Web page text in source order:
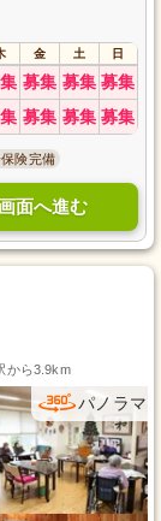
金 土 日
募集 募集 募集
募集 募集 募集
険完備
面へ進む
から3.9km
パノラマ